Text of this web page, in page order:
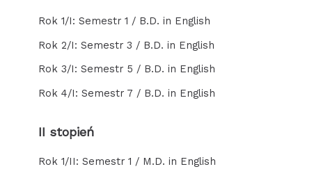
Rok 1/I: Semestr 1 / B.D. in English
Rok 2/I: Semestr 3 / B.D. in English
Rok 3/I: Semestr 5 / B.D. in English
Rok 4/I: Semestr 7 / B.D. in English
II stopień
Rok 1/II: Semestr 1 / M.D. in English